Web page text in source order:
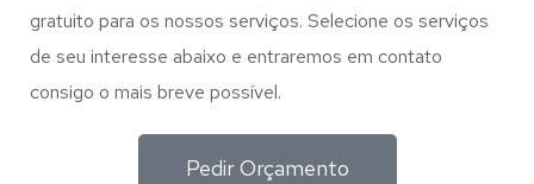
gratuito para os nossos serviços. Selecione os serviços
de seu interesse abaixo e entraremos em contato
consigo o mais breve possível.
Pedir Orçamento